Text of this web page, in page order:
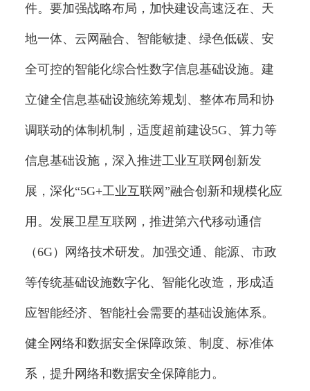
件。要加强战略布局，加快建设高速泛在、天
地一体、云网融合、智能敏捷、绿色低碳、安
全可控的智能化综合性数字信息基础设施。建
立健全信息基础设施统筹规划、整体布局和协
调联动的体制机制，适度超前建设5G、算力等
信息基础设施，深入推进工业互联网创新发
展，深化“5G+工业互联网”融合创新和规模化应
用。发展卫星互联网，推进第六代移动通信
（6G）网络技术研发。加强交通、能源、市政
等传统基础设施数字化、智能化改造，形成适
应智能经济、智能社会需要的基础设施体系。
健全网络和数据安全保障政策、制度、标准体
系，提升网络和数据安全保障能力。